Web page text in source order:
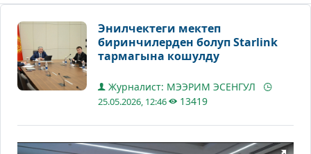
Энилчектеги мектеп
биринчилерден болуп Starlink
тармагына кошулду
Журналист: МЭЭРИМ ЭСЕНГУЛ
25.05.2026, 12:46 13419